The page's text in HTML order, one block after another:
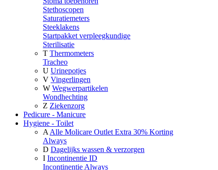
Stethoscopen
Saturatiemeters
Steeklakens
Startpakket verpleegkundige
Sterilisatie
T Thermometers
Tracheo
U Urinepotjes
V Vingerlingen
W Wegwerpartikelen
Wondhechting
Z Ziekenzorg
Pedicure - Manicure
Hygiene - Toilet
A Alle Molicare Outlet Extra 30% Korting
Always
D Dagelijks wassen & verzorgen
I Incontinentie ID
Incontinentie Always